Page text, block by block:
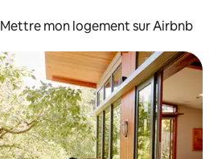
Mettre mon logement sur Airbnb